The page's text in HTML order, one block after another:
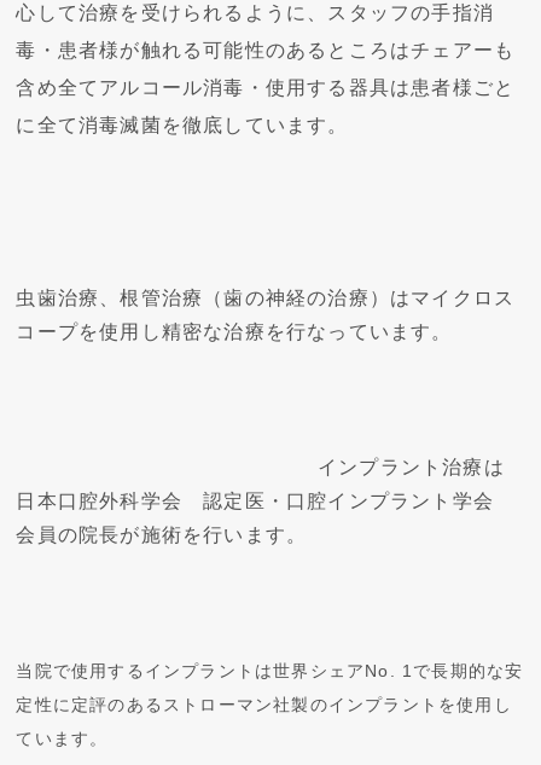
心して治療を受けられるように、スタッフの手指消
毒・患者様が触れる可能性のあるところはチェアーも
含め全てアルコール消毒・使用する器具は患者様ごと
に全て消毒滅菌を徹底しています。
虫歯治療、根管治療（歯の神経の治療）はマイクロス
コープを使用し精密な治療を行なっています。
インプラント治療は
日本口腔外科学会　認定医・口腔インプラント学会
会員の院長が施術を行います。
当院で使用するインプラントは世界シェアNo. 1で長期的な安
定性に定評のあるストローマン社製のインプラントを使用し
ています。